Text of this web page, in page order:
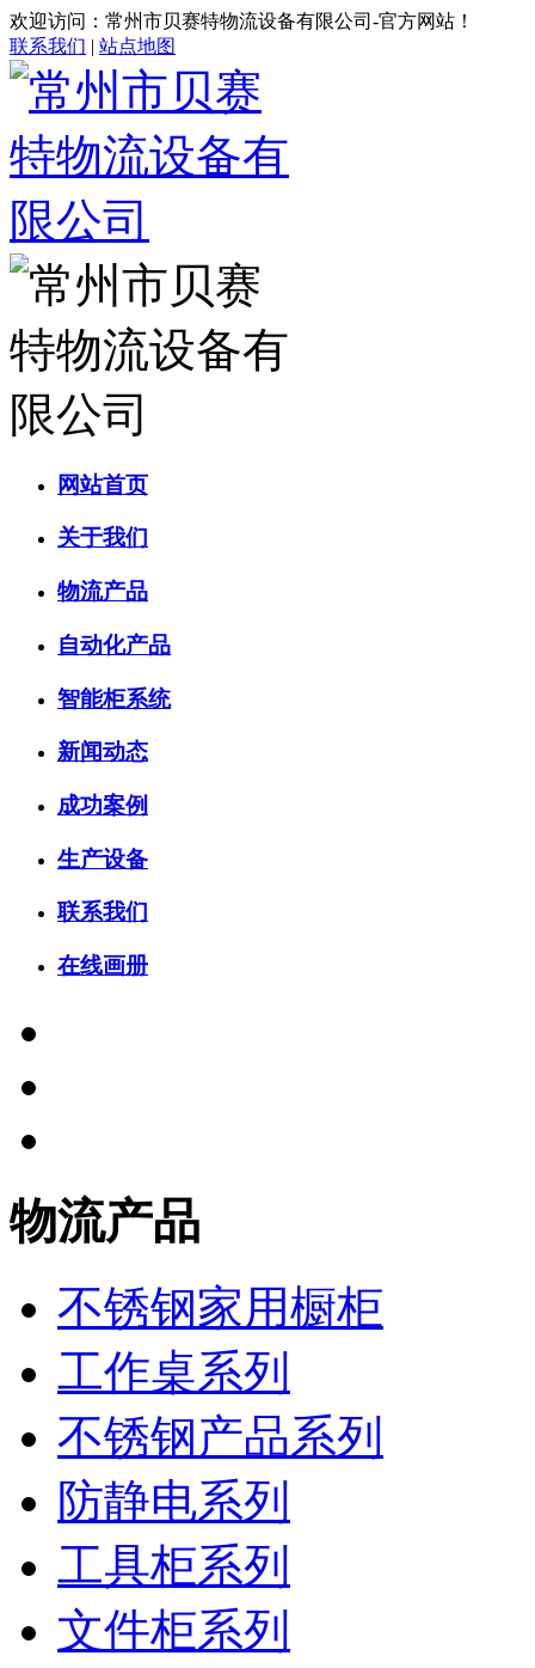
欢迎访问：常州市贝赛特物流设备有限公司-官方网站！
联系我们 | 站点地图
网站首页
关于我们
物流产品
自动化产品
智能柜系统
新闻动态
成功案例
生产设备
联系我们
在线画册
物流产品
不锈钢家用橱柜
工作桌系列
不锈钢产品系列
防静电系列
工具柜系列
文件柜系列